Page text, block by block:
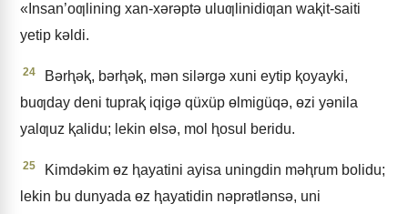
«Insan’oƣlining xan-xǝrǝptǝ uluƣlinidiƣan waⱪit-saiti
yetip kǝldi.
24
Bǝrⱨǝⱪ, bǝrⱨǝⱪ, mǝn silǝrgǝ xuni eytip ⱪoyayki,
buƣday deni tupraⱪ iqigǝ qüxüp ɵlmigüqǝ, ɵzi yǝnila
yalƣuz ⱪalidu; lekin ɵlsǝ, mol ⱨosul beridu.
25
Kimdǝkim ɵz ⱨayatini ayisa uningdin mǝⱨrum bolidu;
lekin bu dunyada ɵz ⱨayatidin nǝprǝtlǝnsǝ, uni